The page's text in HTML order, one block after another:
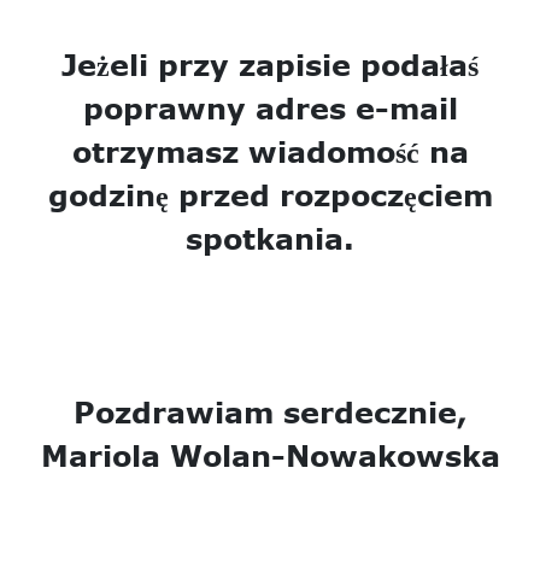
Jeżeli przy zapisie podałaś
poprawny adres e-mail
otrzymasz wiadomość na
godzinę przed rozpoczęciem
spotkania.
Pozdrawiam serdecznie,
Mariola Wolan-Nowakowska